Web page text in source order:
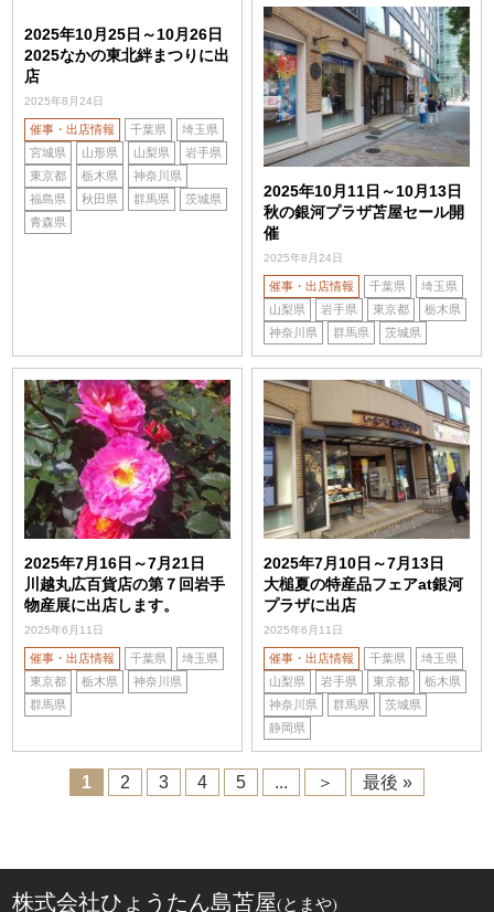
2025年10月25日～10月26日
2025なかの東北絆まつりに出
店
2025年8月24日
催事・出店情報 千葉県
埼玉県
宮城県
山形県 山梨県
岩手県
東京都
栃木県
神奈川県
福島県
秋田県 群馬県
茨城県
青森県
2025年10月11日～10月13日
秋の銀河プラザ苫屋セール開
催
2025年8月24日
催事・出店情報 千葉県
埼玉県
山梨県
岩手県 東京都
栃木県
神奈川県
群馬県 茨城県
2025年7月16日～7月21日
川越丸広百貨店の第７回岩手
物産展に出店します。
2025年6月11日
催事・出店情報 千葉県
埼玉県
東京都
栃木県
神奈川県
群馬県
2025年7月10日～7月13日
大槌夏の特産品フェアat銀河
プラザに出店
2025年6月11日
催事・出店情報 千葉県
埼玉県
山梨県
岩手県 東京都
栃木県
神奈川県
群馬県
茨城県
静岡県
1 2 3 4 5 ... ＞ 最後 »
株式会社ひょうたん島苫屋(とまや)